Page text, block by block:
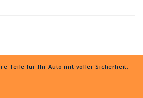
Teile für Ihr Auto mit voller Sicherheit.